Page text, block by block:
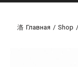
Главная Shop